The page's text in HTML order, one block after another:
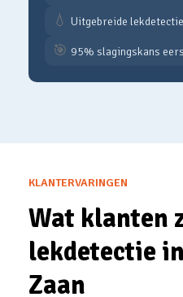
💧 Uitgebreide
🎯 95% slagingskans
KLANTERVARINGEN
Wat klanten
lekdetectie
Zaan